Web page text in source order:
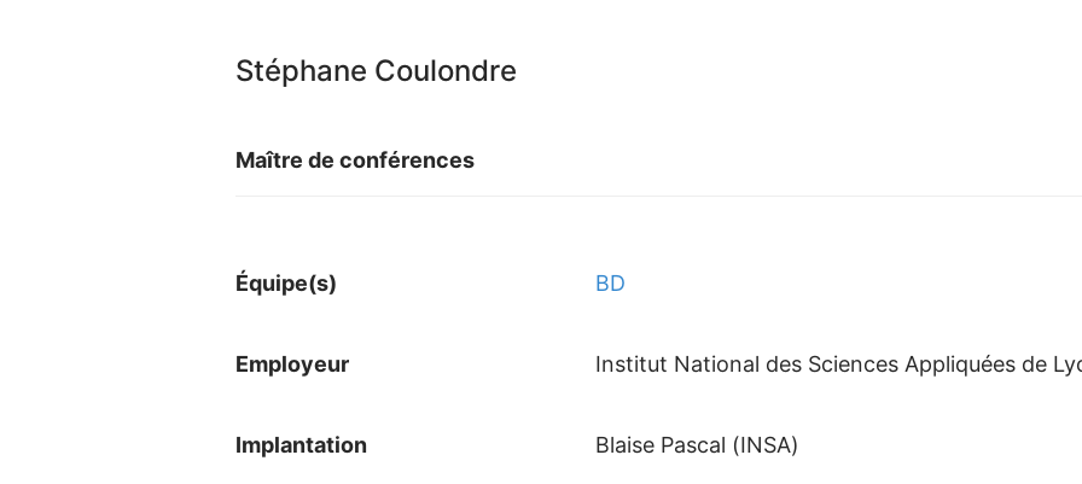
Stéphane Coulondre
Maître de conférences
Équipe(s) BD
Employeur Institut National des Sciences Appliquées de
Implantation Blaise Pascal (INSA)